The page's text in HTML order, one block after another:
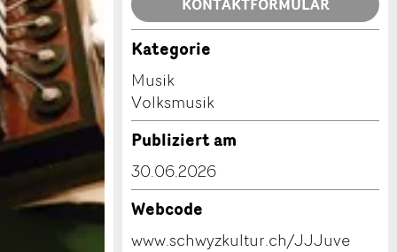
KONTAKTFORMULAR
Kategorie
Musik
Volksmusik
Publiziert am
30.06.2026
Webcode
www.schwyzkultur.ch/JJJuve